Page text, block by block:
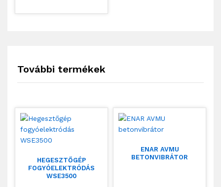
További termékek
HEGESZTŐGÉP
FOGYÓELEKTRÓDÁS
WSE3500
ENAR AVMU
BETONVIBRÁTOR